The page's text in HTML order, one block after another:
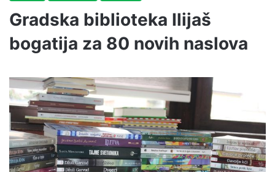
Gradska biblioteka Ilijaš
bogatija za 80 novih naslova